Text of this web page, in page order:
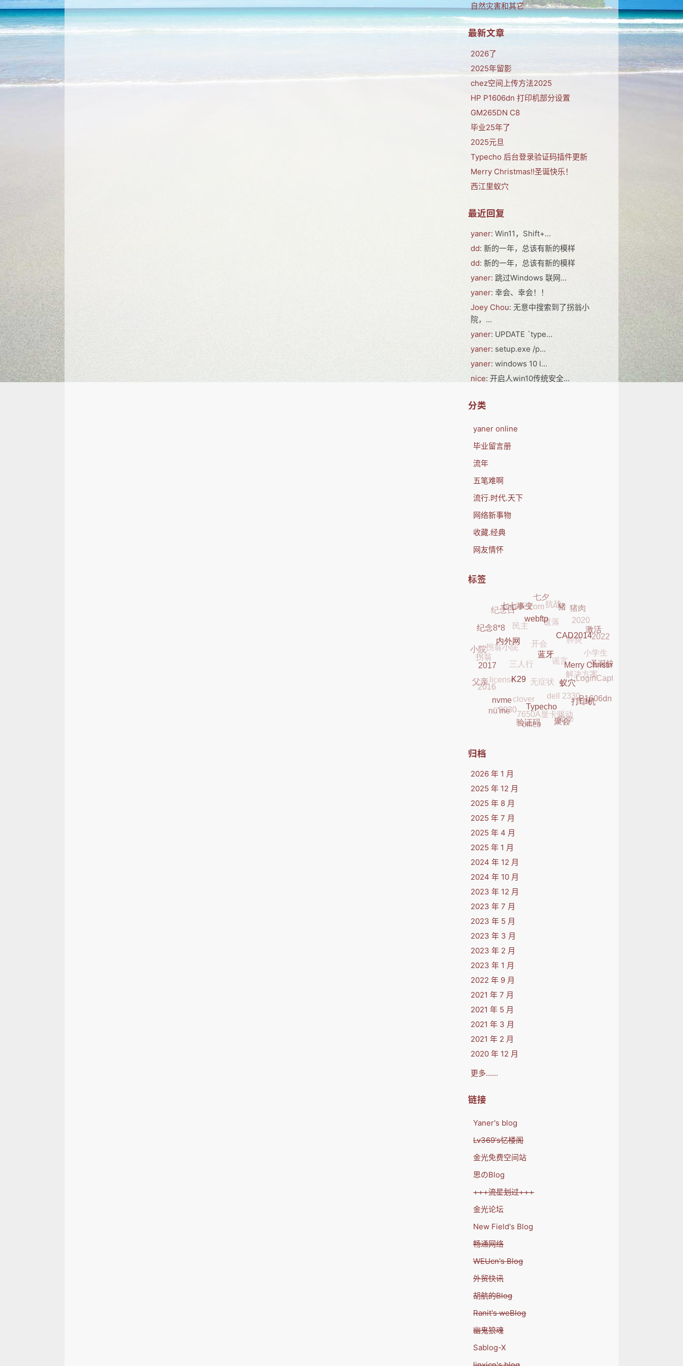
自然灾害和其它
最新文章
2026了
2025年留影
chez空间上传方法2025
HP P1606dn 打印机部分设置
GM265DN C8
毕业25年了
2025元旦
Typecho 后台登录验证码插件更新
Merry Christmas!!圣诞快乐！
西江里蚁穴
最近回复
yaner: Win11，Shift+...
dd: 新的一年，总该有新的模样
dd: 新的一年，总该有新的模样
yaner: 跳过Windows 联网...
yaner: 幸会、幸会！！
Joey Chou: 无意中搜索到了拐翁小
院，...
yaner: UPDATE `type...
yaner: setup.exe /p...
yaner: windows 10 l...
nice: 开启人win10传统安全...
分类
yaner online
毕业留言册
流年
五笔难啊
流行.时代.天下
网络新事物
收藏.经典
网友情怀
标签
P1606dn
打印机
聚会
同学
元旦
LoginCaptcha
圣诞快乐
Merry Christmas
蚁穴
Typecho
验证码
office
7650A显卡驱动
dell 2330
解决方案
2022
激活
CAD2014
蓝牙
nvme
nü'me
9030
无症状
谣言
2020
猪肉
猪
webftp
2017
父亲
2016
三人行
开会
遗落
抗战
七夕
七七事变
纪念8*8
小院
拐翁
拐翁小院
民主
phpidc.com
纪念日
归档
2026 年 1 月
2025 年 12 月
2025 年 8 月
2025 年 7 月
2025 年 4 月
2025 年 1 月
2024 年 12 月
2024 年 10 月
2023 年 12 月
2023 年 7 月
2023 年 5 月
2023 年 3 月
2023 年 2 月
2023 年 1 月
2022 年 9 月
2021 年 7 月
2021 年 5 月
2021 年 3 月
2021 年 2 月
2020 年 12 月
更多……
链接
Yaner's blog
Lv369's忆楼阁
金光免费空间站
思のBlog
+++流星划过+++
金光论坛
New Field's Blog
畅通网络
WEUcn's Blog
外贸快讯
胡航的Blog
Ranit's weBlog
幽鬼狼魂
Sablog-X